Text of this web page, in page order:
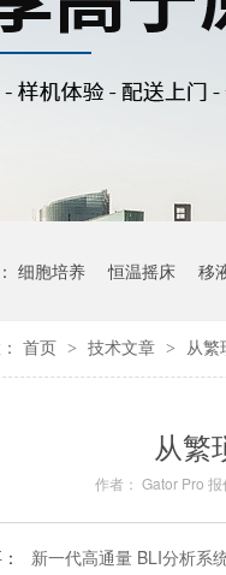
细胞培养 恒温摇床 移
首页 > 技术文章 > 从繁
从繁
作者： Gator Pro 报
新一代高通量 BLI分析系